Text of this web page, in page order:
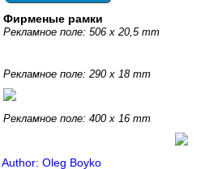
Фирменые рамки
Рекламное поле: 506 x 20,5 mm
Рекламное поле: 290 x 18 mm
Рекламное поле: 400 x 16 mm
Author: Oleg Boyko